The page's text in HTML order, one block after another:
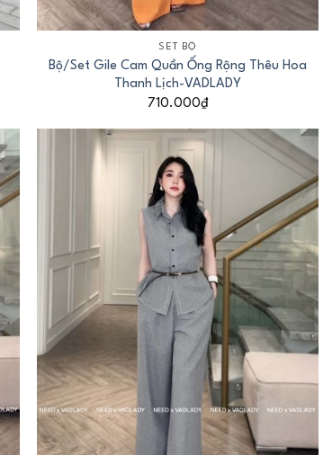
+
SET BỘ
Bộ/Set Gile Cam Quần Ống Rộng Thêu Hoa
Thanh Lịch-VADLADY
710.000₫